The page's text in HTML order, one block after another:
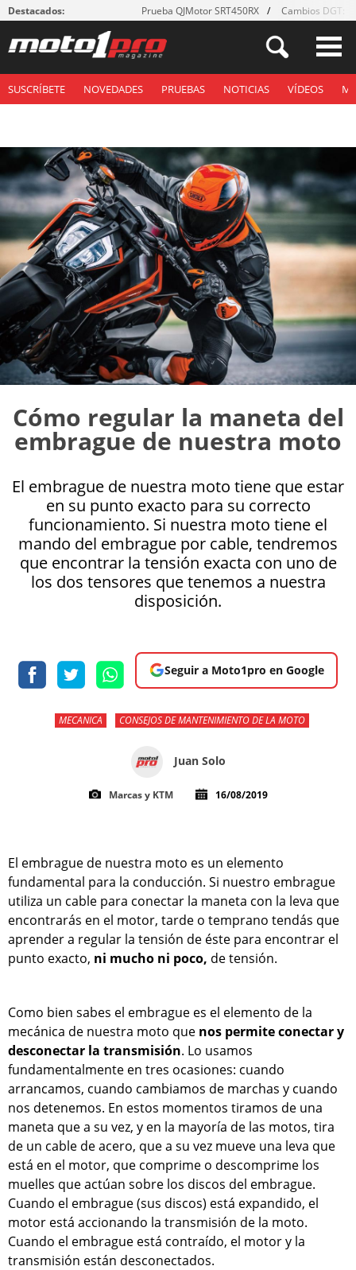
Destacados: Prueba QJMotor SRT450RX Cambios DGT:
SUSCRÍBETE NOVEDADES PRUEBAS NOTICIAS VÍDEOS
Cómo regular la maneta del
embrague de nuestra moto
El embrague de nuestra moto tiene que estar
en su punto exacto para su correcto
funcionamiento. Si nuestra moto tiene el
mando del embrague por cable, tendremos
que encontrar la tensión exacta con uno de
los dos tensores que tenemos a nuestra
disposición.
Seguir a Moto1pro en Google
MECANICA CONSEJOS DE MANTENIMIENTO DE LA MOTO
Juan Solo
Marcas y KTM 16/08/2019
El embrague de nuestra moto es un elemento
fundamental para la conducción. Si nuestro embrague
utiliza un cable para conectar la maneta con la leva que
encontrarás en el motor, tarde o temprano tendás que
aprender a regular la tensión de éste para encontrar el
punto exacto, ni mucho ni poco, de tensión.
Como bien sabes el embrague es el elemento de la
mecánica de nuestra moto que nos permite conectar y
desconectar la transmisión. Lo usamos
fundamentalmente en tres ocasiones: cuando
arrancamos, cuando cambiamos de marchas y cuando
nos detenemos. En estos momentos tiramos de una
maneta que a su vez, y en la mayoría de las motos, tira
de un cable de acero, que a su vez mueve una leva que
está en el motor, que comprime o descomprime los
muelles que actúan sobre los discos del embrague.
Cuando el embrague (sus discos) está expandido, el
motor está accionando la transmisión de la moto.
Cuando el embrague está contraído, el motor y la
transmisión están desconectados.